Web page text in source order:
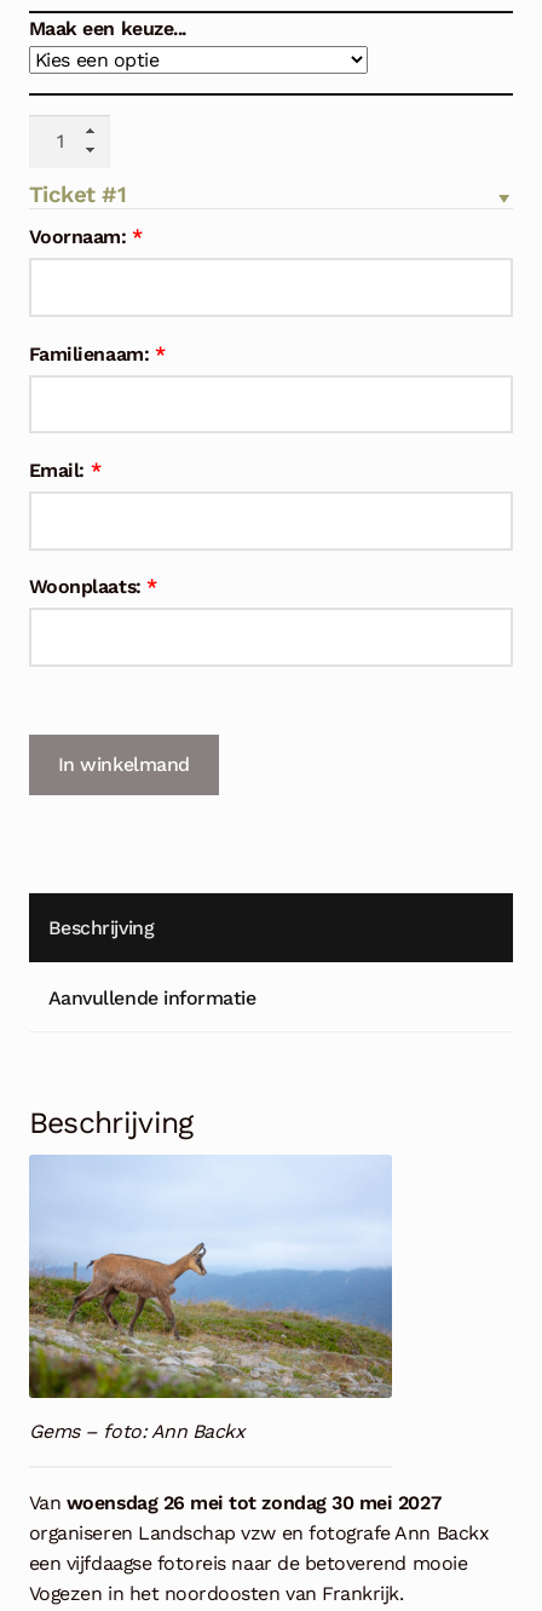
Maak een keuze...
Fotoreis
Vogezen
–
tot
mei
aantal
Ticket #1
Voornaam:*
Familienaam: *
Email: *
Woonplaats:*
In winkelmand
Beschrijving
Aanvullende informatie
Beschrijving
Gems – foto: Ann Backx
Van woensdag 26 mei tot zondag 30 mei 2027
organiseren Landschap vzw en fotografe Ann Backx
een vijfdaagse fotoreis naar de betoverend mooie
Vogezen in het noordoosten van Frankrijk.